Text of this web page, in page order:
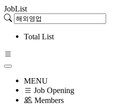
JobList
Total List
MENU
Job Opening
Members